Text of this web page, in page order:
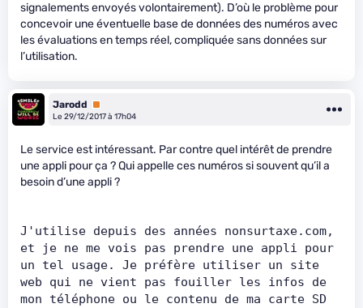
signalements envoyés volontairement). D’où le problème pour
concevoir une éventuelle base de données des numéros avec
les évaluations en temps réel, compliquée sans données sur
l’utilisation.
Jarodd
Premium
Le 29/12/2017 à 17h04
Le service est intéressant. Par contre quel intérêt de prendre
une appli pour ça ? Qui appelle ces numéros si souvent qu’il a
besoin d’une appli ?
J'utilise depuis des années nonsurtaxe.com,
et je ne me vois pas prendre une appli pour
un tel usage. Je préfère utiliser un site
web qui ne vient pas fouiller les infos de
mon téléphone ou le contenu de ma carte SD